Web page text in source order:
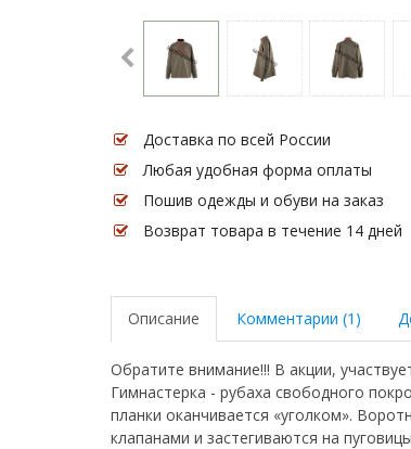
Доставка по всей России
Любая удобная форма оплаты
Пошив одежды и обуви на заказ
Возврат товара в течение 14 дней
Описание Комментарии (1)
Обратите внимание!!! В акции,
Гимнастерка - рубаха свободного
планки оканчивается «уголком».
клапанами и застегиваются на